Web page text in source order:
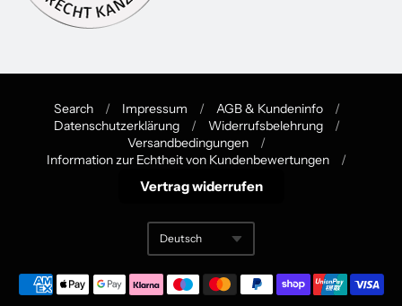
Navigation:
Search / Impressum / AGB & Kundeninfo
/
Datenschutzerklärung
/ Widerrufsbelehrung
/
Versandbedingungen
/
Information zur Echtheit von Kundenbewertungen
/
Vertrag widerrufen
Translation
Deutsch